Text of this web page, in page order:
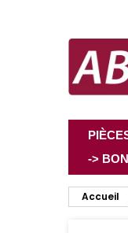
->
Accueil